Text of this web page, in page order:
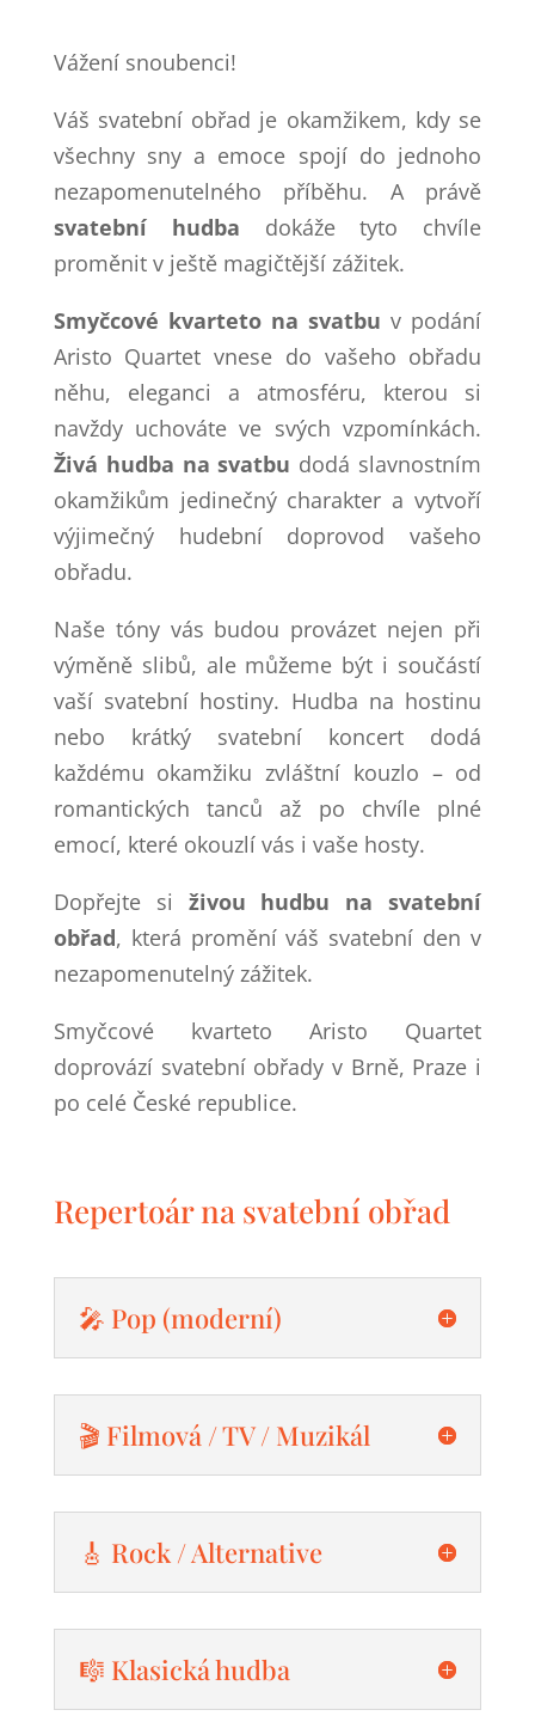
Vážení snoubenci!
Váš svatební obřad je okamžikem, kdy se
všechny sny a emoce spojí do jednoho
nezapomenutelného příběhu. A právě
svatební hudba dokáže tyto chvíle
proměnit v ještě magičtější zážitek.
Smyčcové kvarteto na svatbu v podání
Aristo Quartet vnese do vašeho obřadu
něhu, eleganci a atmosféru, kterou si
navždy uchováte ve svých vzpomínkách.
Živá hudba na svatbu dodá slavnostním
okamžikům jedinečný charakter a vytvoří
výjimečný hudební doprovod vašeho
obřadu.
Naše tóny vás budou provázet nejen při
výměně slibů, ale můžeme být i součástí
vaší svatební hostiny. Hudba na hostinu
nebo krátký svatební koncert dodá
každému okamžiku zvláštní kouzlo – od
romantických tanců až po chvíle plné
emocí, které okouzlí vás i vaše hosty.
Dopřejte si živou hudbu na svatební
obřad, která promění váš svatební den v
nezapomenutelný zážitek.
Smyčcové kvarteto Aristo Quartet
doprovází svatební obřady v Brně, Praze i
po celé České republice.
Repertoár na svatební obřad
🎤 Pop (moderní)
🎬 Filmová / TV / Muzikál
🎸 Rock / Alternative
🎼 Klasická hudba